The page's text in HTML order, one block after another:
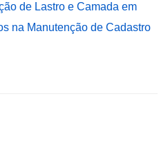
de Lastro e Camada em
na Manutenção de Cadastro